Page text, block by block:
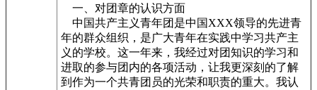
一、对团章的认识方面
中国共产主义青年团是中国XXX领导的先进青
年的群众组织，是广大青年在实践中学习共产主
义的学校。这一年来，我经过对团知识的学习和
进取的参与团内的各项活动，让我更深刻的了解
到作为一个共青团员的光荣和职责的重大。我认